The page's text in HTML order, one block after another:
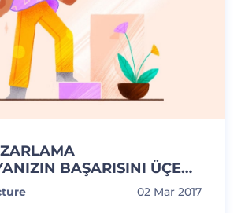
BAŞARISINI ÜÇE
15 YOL
02 Mar 2017